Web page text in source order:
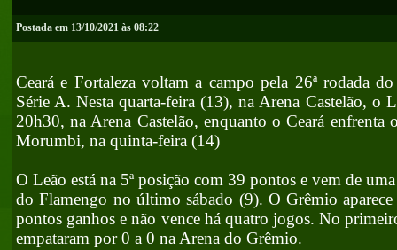
Postada em 13/10/2021 às 08:22
Ceará e Fortaleza voltam a campo pela 26ª rodada
Série A. Nesta quarta-feira (13), na Arena Castelão, o
20h30, na Arena Castelão, enquanto o Ceará enfrenta
Morumbi, na quinta-feira (14)
O Leão está na 5ª posição com 39 pontos e vem de
do Flamengo no último sábado (9). O Grêmio
pontos ganhos e não vence há quatro jogos. No
empataram por 0 a 0 na Arena do Grêmio.